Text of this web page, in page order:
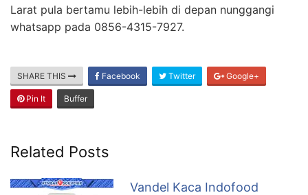
Larat pula bertamu lebih-lebih di depan nunggangi
whatsapp pada 0856-4315-7927.
SHARE THIS Facebook Twitter Google+
Pin It Buffer
Related Posts
Vandel Kaca Indofood